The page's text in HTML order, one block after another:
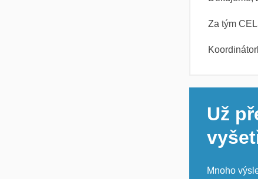
Za tým
Už
Mnoho